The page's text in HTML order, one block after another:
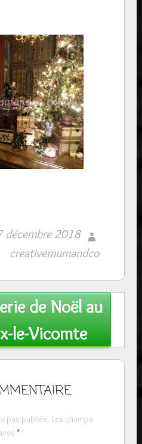
décembre 2018
creativemumandco
de Noël au
le-Vicomte
pas publiée. Les champs
*